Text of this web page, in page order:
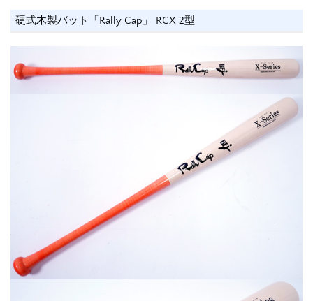
硬式木製バット「Rally Cap」 RCX 2型